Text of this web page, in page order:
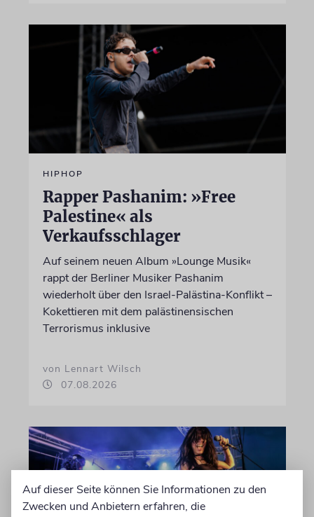
HIPHOP
Rapper Pashanim: »Free
Palestine« als
Verkaufsschlager
Auf seinem neuen Album »Lounge Musik«
rappt der Berliner Musiker Pashanim
wiederholt über den Israel-Palästina-Konflikt –
Kokettieren mit dem palästinensischen
Terrorismus inklusive
von Lennart Wilsch
07.08.2026
Auf dieser Seite können Sie Informationen zu den
Zwecken und Anbietern erfahren, die